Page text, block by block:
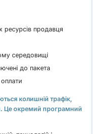
ресурсів продавця
середовищі
до пакета
колишній трафік,
Це окремий програмний